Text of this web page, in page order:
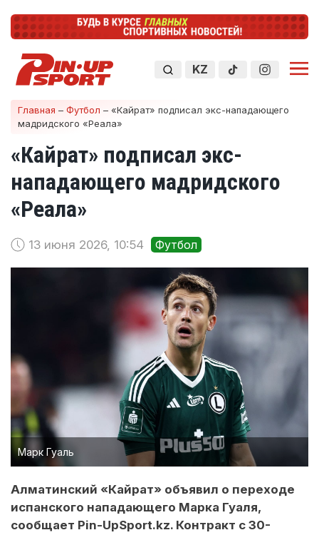
KZ
Главная – Футбол – «Кайрат» подписал экс-нападающего
мадридского «Реала»
«Кайрат» подписал экс-
нападающего мадридского
«Реала»
13 июня 2026, 10:54 Футбол
Марк Гуаль
Алматинский «Кайрат» объявил о переходе
испанского нападающего Марка Гуаля,
сообщает Pin-UpSport.kz. Контракт с 30-